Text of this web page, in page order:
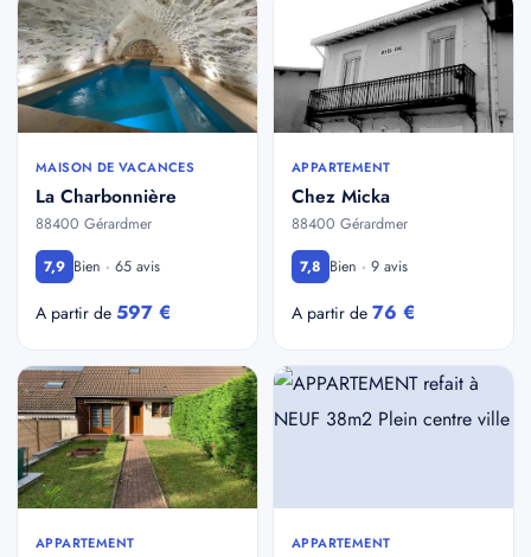
MAISON DE VACANCES
La Charbonnière
88400 Gérardmer
7,9 Bien · 65 avis
A partir de 597 €
APPARTEMENT
Chez Micka
88400 Gérardmer
7,8 Bien · 9 avis
A partir de 76 €
APPARTEMENT APPARTEMENT